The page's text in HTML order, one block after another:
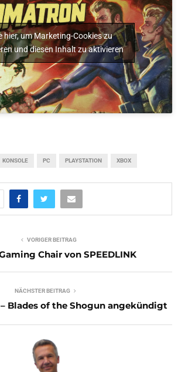
hier, um Marketing-Cookies zu
und diesen Inhalt zu aktivieren
KONSOLE PC PLAYSTATION XBOX
VORIGER BEITRAG
Chair von SPEEDLINK
NÄCHSTER BEITRAG
Blades of the Shogun angekündigt